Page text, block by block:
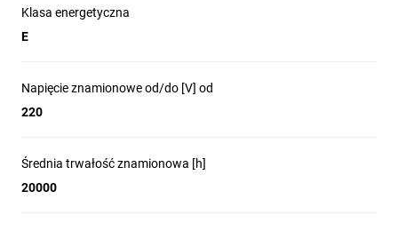
Klasa energetyczna
E
Napięcie znamionowe od/do [V] od
220
Średnia trwałość znamionowa [h]
20000